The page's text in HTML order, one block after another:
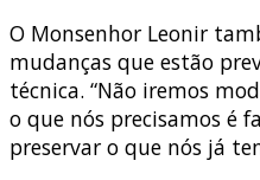
O Monsenhor Leonir
mudanças que estão
técnica. “Não iremos
o que nós precisamos é
preservar o que nós já